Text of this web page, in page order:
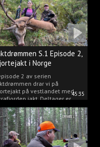
45:35
S.1 Episode 2,
i Norge
2 av serien
drar vi på
på vestlandet med
jakt. Deltager er
Sofi Thomassen.